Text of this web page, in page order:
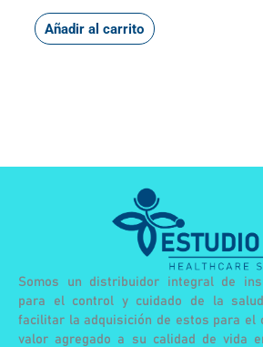
Añadir al carrito
Somos un distribuidor integral de
para el control y cuidado de la
facilitar la adquisición de estos para el
valor agregado a su calidad de vida